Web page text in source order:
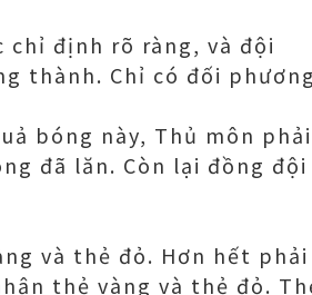
định rõ ràng, và đội
thành. Chỉ có đối phương
bóng này, Thủ môn phải
đã lăn. Còn lại đồng đội
và thẻ đỏ. Hơn hết phải
thẻ vàng và thẻ đỏ.